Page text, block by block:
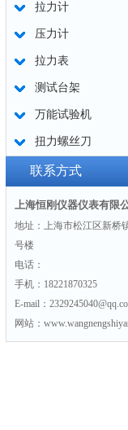
拉力计
压力计
拉力表
测试台架
万能试验机
扭力螺丝刀
联系方式
上海恒刚仪器仪表有限
地址：上海市松江区新桥
号楼
电话：
手机：18221870325
E-mail：
网站：